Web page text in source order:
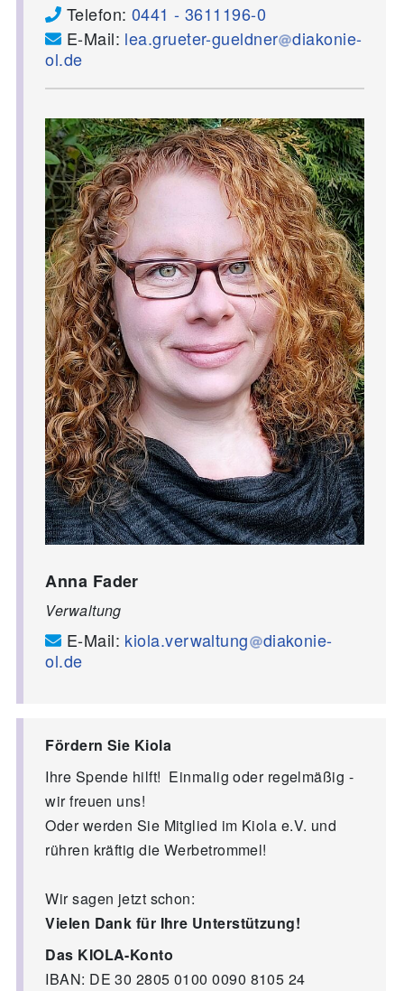
Telefon: 0441 - 3611196-0
E-Mail: lea.grueter-gueldner
diakonie-
ol.de
Anna Fader
Verwaltung
E-Mail: kiola.verwaltung
diakonie-
ol.de
Fördern Sie Kiola
Ihre Spende hilft! Einmalig oder regelmäßig -
wir freuen uns!
Oder werden Sie Mitglied im Kiola e.V. und
rühren kräftig die Werbetrommel!
Wir sagen jetzt schon:
Vielen Dank für Ihre Unterstützung!
Das KIOLA-Konto
IBAN: DE 30 2805 0100 0090 8105 24